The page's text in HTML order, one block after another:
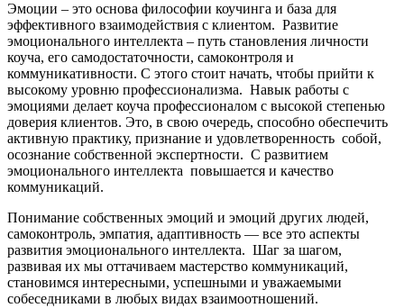
Эмоции – это основа философии коучинга и база для
эффективного взаимодействия с клиентом. Развитие
эмоционального интеллекта – путь становления личности
коуча, его самодостаточности, самоконтроля и
коммуникативности. С этого стоит начать, чтобы прийти к
высокому уровню профессионализма. Навык работы с
эмоциями делает коуча профессионалом с высокой степенью
доверия клиентов. Это, в свою очередь, способно обеспечить
активную практику, признание и удовлетворенность собой,
осознание собственной экспертности. С развитием
эмоционального интеллекта повышается и качество
коммуникаций.
Понимание собственных эмоций и эмоций других людей,
самоконтроль, эмпатия, адаптивность — все это аспекты
развития эмоционального интеллекта. Шаг за шагом,
развивая их мы оттачиваем мастерство коммуникаций,
становимся интересными, успешными и уважаемыми
собеседниками в любых видах взаимоотношений.